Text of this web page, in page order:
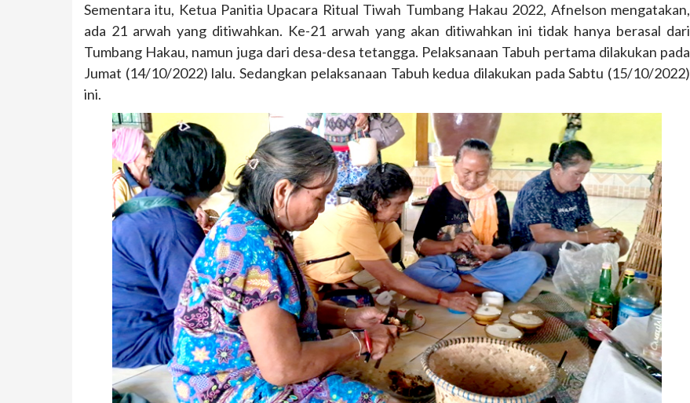
Sementara itu, Ketua Panitia Upacara Ritual Tiwah Tumbang Hakau 2022, Afnelson mengatakan,
ada 21 arwah yang ditiwahkan. Ke-21 arwah yang akan ditiwahkan ini tidak hanya berasal dari
Tumbang Hakau, namun juga dari desa-desa tetangga. Pelaksanaan Tabuh pertama dilakukan pada
Jumat (14/10/2022) lalu. Sedangkan pelaksanaan Tabuh kedua dilakukan pada Sabtu (15/10/2022)
ini.